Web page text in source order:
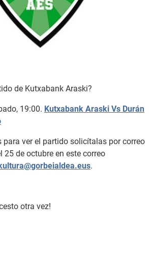
de Kutxabank Araski?
19:00. Kutxabank Araski Vs Durán
para ver el partido solicítalas por correo
25 de octubre en este correo
.
otra vez!